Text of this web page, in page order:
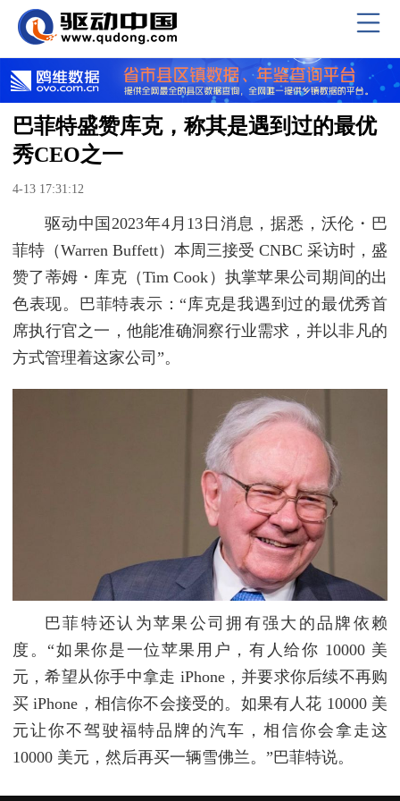
巴菲特盛赞库克，称其是遇到过的最优
秀CEO之一
4-13 17:31:12
驱动中国2023年4月13日消息，据悉，沃伦・巴
菲特（Warren Buffett）本周三接受 CNBC 采访时，盛
赞了蒂姆・库克（Tim Cook）执掌苹果公司期间的出
色表现。巴菲特表示：“库克是我遇到过的最优秀首
席执行官之一，他能准确洞察行业需求，并以非凡的
方式管理着这家公司”。
巴菲特还认为苹果公司拥有强大的品牌依赖
度。“如果你是一位苹果用户，有人给你 10000 美
元，希望从你手中拿走 iPhone，并要求你后续不再购
买 iPhone，相信你不会接受的。如果有人花 10000 美
元让你不驾驶福特品牌的汽车，相信你会拿走这
10000 美元，然后再买一辆雪佛兰。”巴菲特说。